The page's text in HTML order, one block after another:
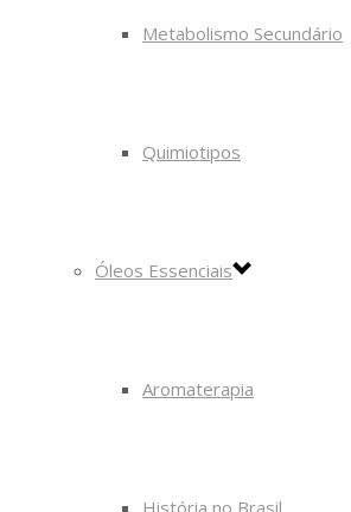
Metabolismo Secundário
Quimiotipos
Óleos Essenciais
Aromaterapia
História no Brasil